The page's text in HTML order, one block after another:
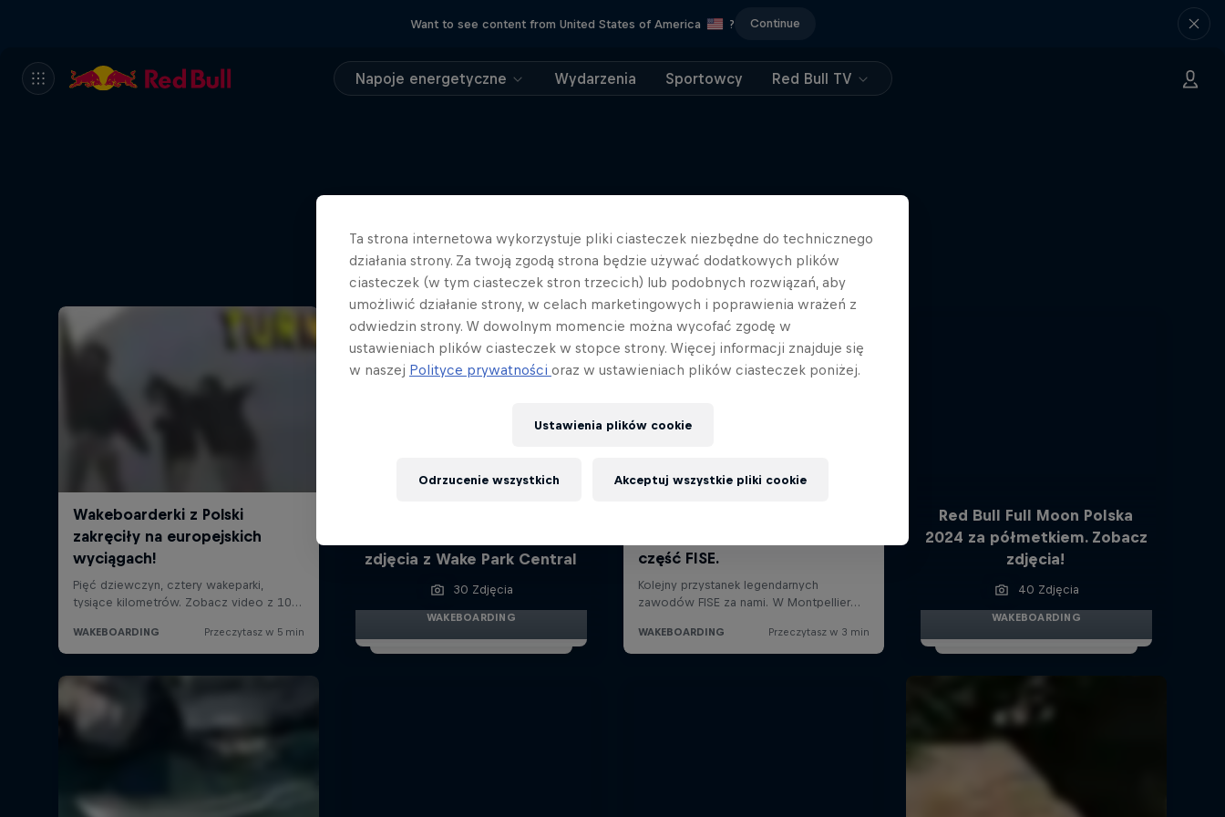
Want to see content from United States of America ? Continue
Napoje energetyczne Wydarzenia Sportowcy Red Bull TV
Więcej podobnych
zdjęcia z Wake Park Central
30 Zdjęcia
WAKEBOARDING
Red Bull Full Moon Polska
2024 za półmetkiem. Zobacz
zdjęcia!
40 Zdjęcia
WAKEBOARDING
Ta strona internetowa wykorzystuje pliki ciasteczek niezbędne do technicznego
działania strony. Za twoją zgodą strona będzie używać dodatkowych plików
ciasteczek (w tym ciasteczek stron trzecich) lub podobnych rozwiązań, aby
umożliwić działanie strony, w celach marketingowych i poprawienia wrażeń z
odwiedzin strony. W dowolnym momencie można wycofać zgodę w
ustawieniach plików ciasteczek w stopce strony. Więcej informacji znajduje się
w naszej Polityce prywatności oraz w ustawieniach plików ciasteczek poniżej.
Ustawienia plików cookie
Odrzucenie wszystkich Akceptuj wszystkie pliki cookie